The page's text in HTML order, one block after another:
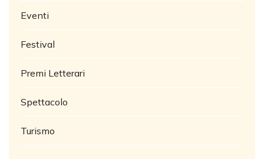
Eventi
Festival
Premi Letterari
Spettacolo
Turismo